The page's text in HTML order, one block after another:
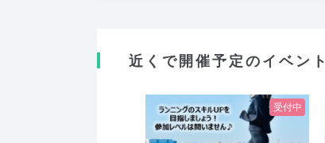
近くで開催予定のイベント
受付中